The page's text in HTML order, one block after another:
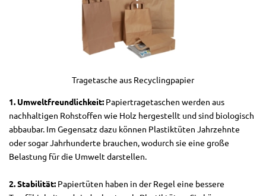
Tragetasche aus Recyclingpapier
1. Umweltfreundlichkeit: Papiertragetaschen werden aus
nachhaltigen Rohstoffen wie Holz hergestellt und sind biologisch
abbaubar. Im Gegensatz dazu können Plastiktüten Jahrzehnte
oder sogar Jahrhunderte brauchen, wodurch sie eine große
Belastung für die Umwelt darstellen.
2. Stabilität: Papiertüten haben in der Regel eine bessere